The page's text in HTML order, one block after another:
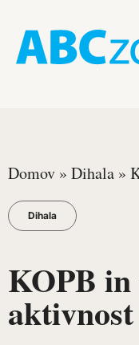
Domov » Dihala »
Dihala
KOPB in
aktivnost